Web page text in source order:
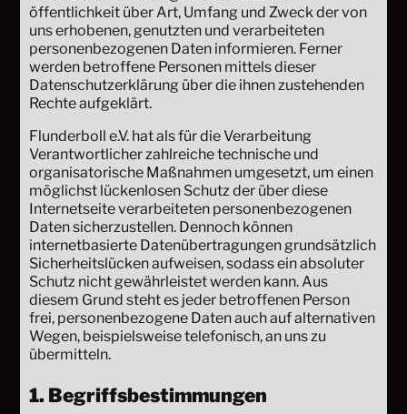
öffentlichkeit über Art, Umfang und Zweck der von
uns erhobenen, genutzten und verarbeiteten
personenbezogenen Daten informieren. Ferner
werden betroffene Personen mittels dieser
Datenschutzerklärung über die ihnen zustehenden
Rechte aufgeklärt.
Flunderboll e.V. hat als für die Verarbeitung
Verantwortlicher zahlreiche technische und
organisatorische Maßnahmen umgesetzt, um einen
möglichst lückenlosen Schutz der über diese
Internetseite verarbeiteten personenbezogenen
Daten sicherzustellen. Dennoch können
internetbasierte Datenübertragungen grundsätzlich
Sicherheitslücken aufweisen, sodass ein absoluter
Schutz nicht gewährleistet werden kann. Aus
diesem Grund steht es jeder betroffenen Person
frei, personenbezogene Daten auch auf alternativen
Wegen, beispielsweise telefonisch, an uns zu
übermitteln.
1. Begriffsbestimmungen